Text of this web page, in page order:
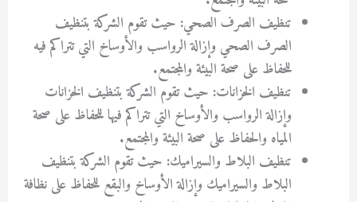
تنظيف الصرف الصحي: حيث تقوم الشركة بتنظيف
الصرف الصحي وإزالة الرواسب والأوساخ التي تتراكم فيه
للحفاظ على صحة البيئة والمجتمع.
تنظيف الخزانات: حيث تقوم الشركة بتنظيف الخزانات
وإزالة الرواسب والأوساخ التي تتراكم فيها للحفاظ على صحة
المياه والحفاظ على صحة البيئة والمجتمع.
تنظيف البلاط والسيراميك: حيث تقوم الشركة بتنظيف
البلاط والسيراميك وإزالة الأوساخ والبقع للحفاظ على نظافة